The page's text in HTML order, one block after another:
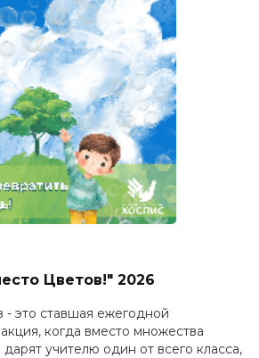
Цветов!" 2026
- это ставшая ежегодной
когда вместо множества
учителю один от всего класса,